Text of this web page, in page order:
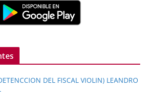
DEL FISCAL VIOLIN) LEANDRO